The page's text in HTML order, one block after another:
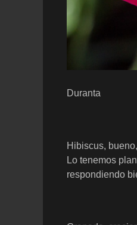
Duranta
Hibiscus,
Lo tenemos
respondiendo